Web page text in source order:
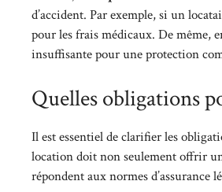
d’accident. Par exemple, si un
pour les frais médicaux. De même,
insuffisante pour une protection
Quelles obligations
Il est essentiel de clarifier les
location doit non seulement offrir
répondent aux normes d’assurance